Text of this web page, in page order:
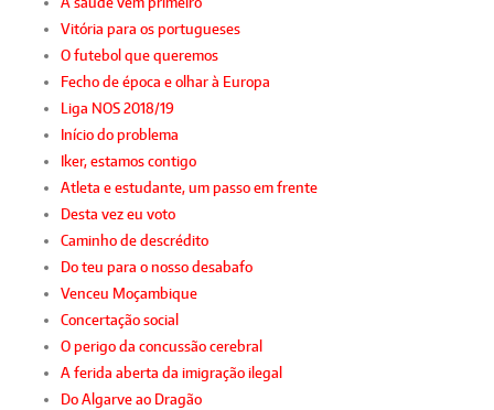
Vitória para os portugueses
O futebol que queremos
Fecho de época e olhar à Europa
Liga NOS 2018/19
Início do problema
Iker, estamos contigo
Atleta e estudante, um passo em frente
Desta vez eu voto
Caminho de descrédito
Do teu para o nosso desabafo
Venceu Moçambique
Concertação social
O perigo da concussão cerebral
A ferida aberta da imigração ilegal
Do Algarve ao Dragão